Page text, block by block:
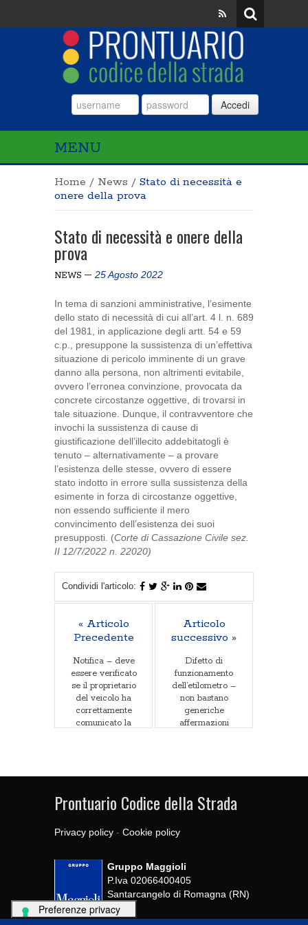
Accedi
MENU
Home / News / Stato di necessità e
onere della prova
Stato di necessità e onere della
prova
NEWS 25 Agosto 2022
In tema di sanzioni amministrative, l’esimente
dello stato di necessità di cui all’art. 4 l. n. 689
del 1981, in applicazione degli artt. 54 e 59
c.p., presuppone la sussistenza di un’effettiva
situazione di pericolo imminente di un grave
danno alla persona, non altrimenti evitabile,
ovvero l’erronea convinzione, provocata da
concrete circostanze oggettive, di trovarsi in
tale situazione. Dunque, il contravventore che
invochi la sussistenza di cause di
giustificazione dell’illecito addebitatogli è
tenuto – alternativamente – a provare
l’esistenza delle stesse, ovvero di essere
stato indotto in errore sulla sussistenza della
esimente in forza di circostanze oggettive,
non essendo sufficiente il mero
convincimento dell’esistenza dei suoi
presupposti. (Corte di Cassazione Civile sez.
II 12/7/2022 n. 22020)
Condividi l'articolo:
« Articolo
Precedente
Notifica – deve
essere verificato
se il proprietario
del veicolo ha
correttamente
comunicato la
Articolo
successivo »
Difetto di
funzionamento
dell’etilometro –
non bastano
generiche
affermazioni
Prontuario Codice della Strada
Privacy policy - Cookie policy
Gruppo Maggioli
P.Iva 02066400405
Santarcangelo di Romagna (RN)